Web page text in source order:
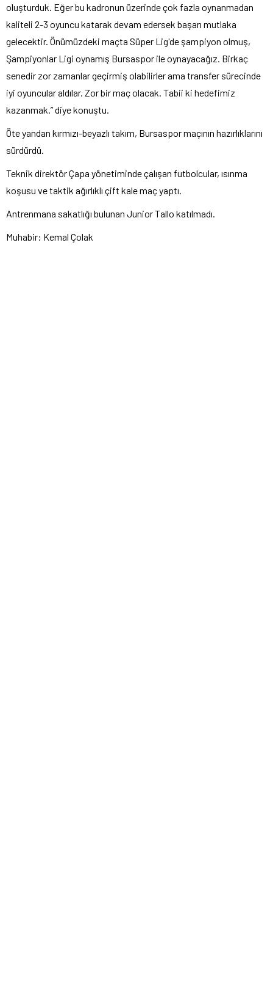
oluşturduk. Eğer bu kadronun üzerinde çok fazla oynanmadan
kaliteli 2-3 oyuncu katarak devam edersek başarı mutlaka
gelecektir. Önümüzdeki maçta Süper Lig'de şampiyon olmuş,
Şampiyonlar Ligi oynamış Bursaspor ile oynayacağız. Birkaç
senedir zor zamanlar geçirmiş olabilirler ama transfer sürecinde
iyi oyuncular aldılar. Zor bir maç olacak. Tabii ki hedefimiz
kazanmak.” diye konuştu.
Öte yandan kırmızı-beyazlı takım, Bursaspor maçının hazırlıklarını
sürdürdü.
Teknik direktör Çapa yönetiminde çalışan futbolcular, ısınma
koşusu ve taktik ağırlıklı çift kale maç yaptı.
Antrenmana sakatlığı bulunan Junior Tallo katılmadı.
Muhabir: Kemal Çolak